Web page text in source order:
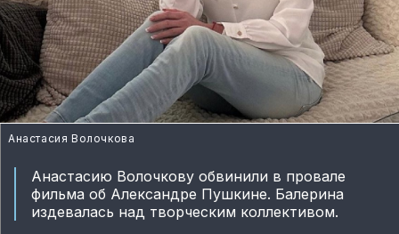
Анастасия Волочкова
Анастасию Волочкову обвинили в провале
фильма об Александре Пушкине. Балерина
издевалась над творческим коллективом.